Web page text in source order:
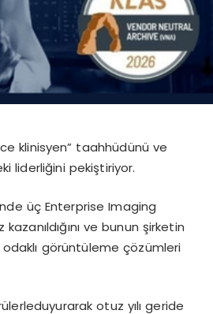
klinisyen” taahhüdünü ve
liderliğini pekiştiriyor.
üç Enterprise Imaging
ve bunun şirketin
görüntüleme çözümleri
duyurarak otuz yılı geride